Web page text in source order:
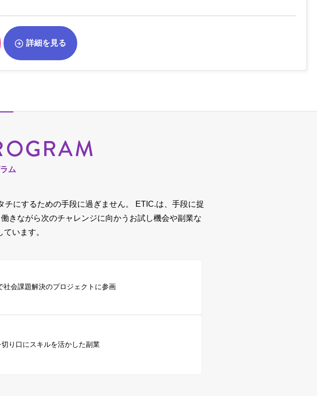
詳細を見る
ム
にするための手段に過ぎません。
ETIC.は、手段に捉
働きながら次のチャレンジに向かうお試し機会や副業な
います。
社会課題解決のプロジェクトに参画
り口にスキルを活かした副業